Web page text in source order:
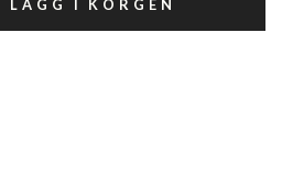
LÄGG I KORGEN